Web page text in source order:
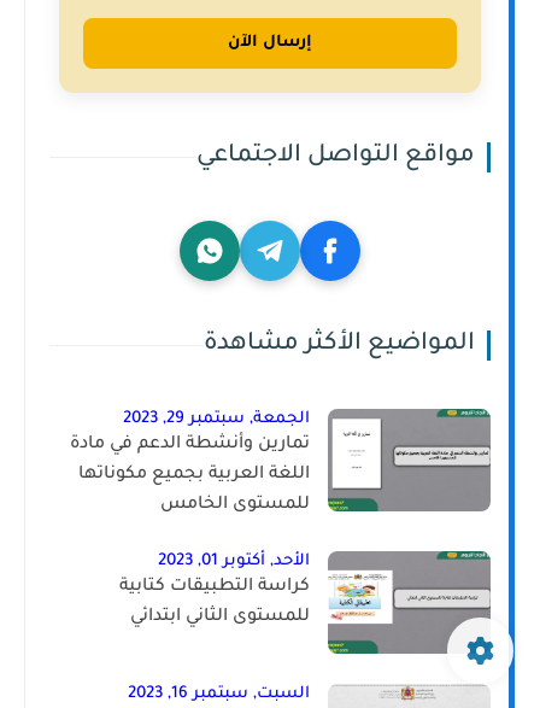
إرسال الآن
مواقع التواصل الاجتماعي
المواضيع الأكثر مشاهدة
الجمعة, سبتمبر 29, 2023
تمارين وأنشطة الدعم في مادة
اللغة العربية بجميع مكوناتها
للمستوى الخامس
الأحد, أكتوبر 01, 2023
كراسة التطبيقات كتابية
للمستوى الثاني ابتدائي
السبت, سبتمبر 16, 2023